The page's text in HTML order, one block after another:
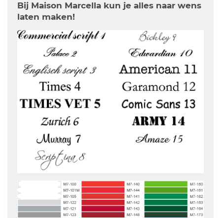
Bij Maison Marcella kun je alles naar wens
laten maken!